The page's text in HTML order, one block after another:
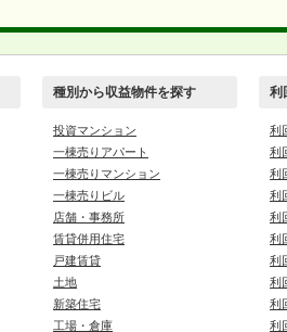
種別から収益物件を探す
投資マンション
一棟売りアパート
一棟売りマンション
一棟売りビル
店舗・事務所
賃貸併用住宅
戸建賃貸
土地
新築住宅
工場・倉庫
利
利
利
利
利
利
利
利
利
利
利